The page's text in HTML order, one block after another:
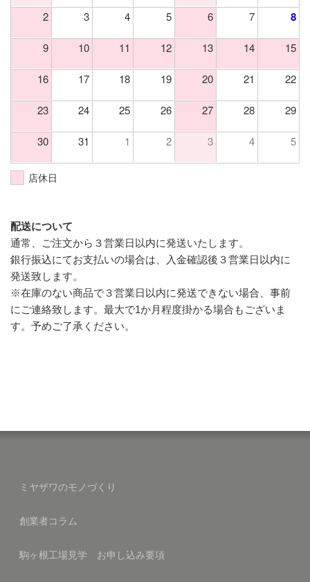
2 3 4 5 6 7 8
9 10 11 12 13 14 15
16 17 18 19 20 21 22
23 24 25 26 27 28 29
30 31 1 2 3 4 5
店休日
配送について
通常、ご注文から３営業日以内に発送いたします。
銀行振込にてお支払いの場合は、入金確認後３営業日以内に
発送致します。
※在庫のない商品で３営業日以内に発送できない場合、事前
にご連絡致します。最大で1か月程度掛かる場合もございま
す。予めご了承ください。
ミヤザワのモノづくり
創業者コラム
駒ヶ根工場見学 お申し込み要項